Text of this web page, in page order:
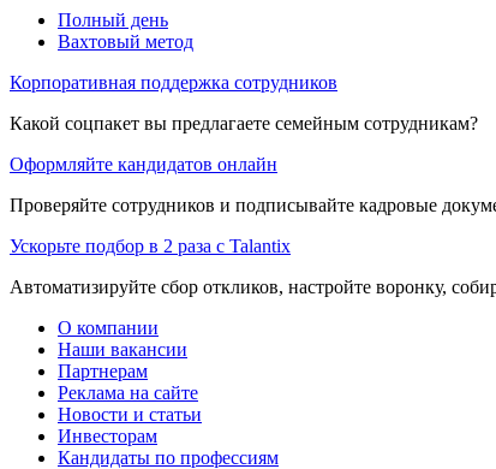
Полный день
Вахтовый метод
Корпоративная поддержка сотрудников
Какой соцпакет вы предлагаете семейным сотрудникам?
Оформляйте кандидатов онлайн
Проверяйте сотрудников и подписывайте кадровые
Ускорьте подбор в 2 раза с Talantix
Автоматизируйте сбор откликов, настройте воронку,
О компании
Наши вакансии
Партнерам
Реклама на сайте
Новости и статьи
Инвесторам
Кандидаты по профессиям